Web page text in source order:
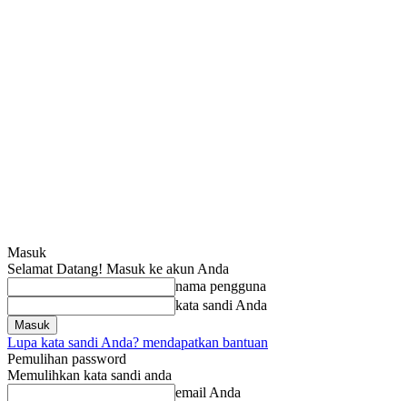
Masuk
Selamat Datang! Masuk ke akun Anda
nama pengguna
kata sandi Anda
Lupa kata sandi Anda? mendapatkan bantuan
Pemulihan password
Memulihkan kata sandi anda
email Anda